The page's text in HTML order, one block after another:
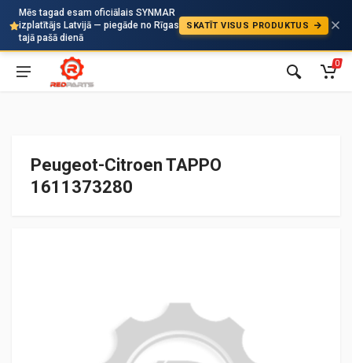
Mēs tagad esam oficiālais SYNMAR
izplatītājs Latvijā — piegāde no Rīgas
tajā pašā dienā
SKATĪT VISUS PRODUKTUS
Auto
0
Peugeot-Citroen TAPPO
1611373280